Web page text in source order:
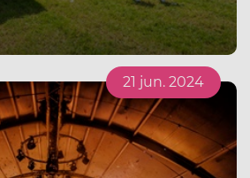
21 jun. 2024